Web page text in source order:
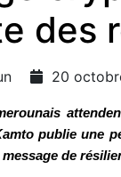
des
20
publie une
de